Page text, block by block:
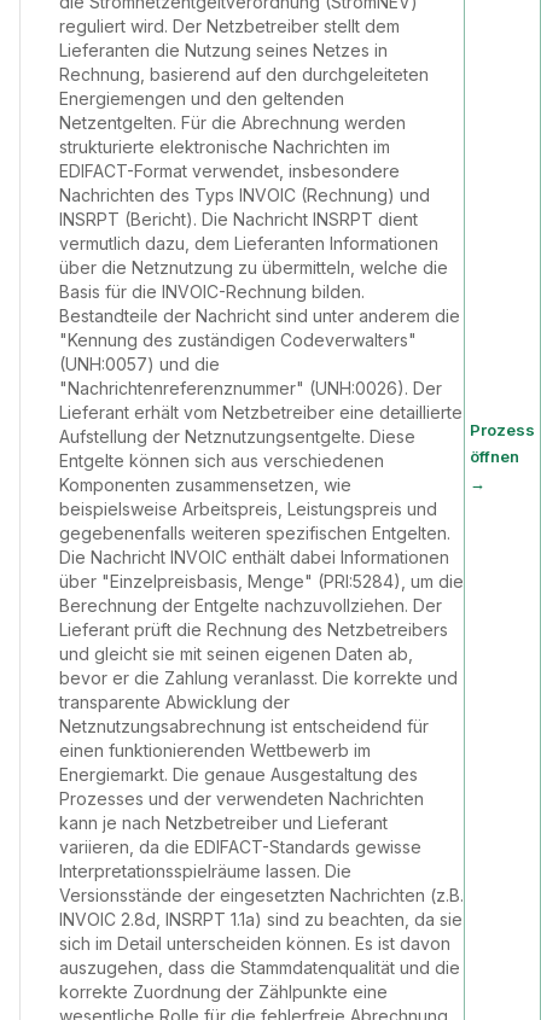
reguliert wird. Der Netzbetreiber stellt dem
Lieferanten die Nutzung seines Netzes in
Rechnung, basierend auf den durchgeleiteten
Energiemengen und den geltenden
Netzentgelten. Für die Abrechnung werden
strukturierte elektronische Nachrichten im
EDIFACT-Format verwendet, insbesondere
Nachrichten des Typs INVOIC (Rechnung) und
INSRPT (Bericht). Die Nachricht INSRPT dient
vermutlich dazu, dem Lieferanten Informationen
über die Netznutzung zu übermitteln, welche die
Basis für die INVOIC-Rechnung bilden.
Bestandteile der Nachricht sind unter anderem die
"Kennung des zuständigen Codeverwalters"
(UNH:0057) und die
"Nachrichtenreferenznummer" (UNH:0026). Der
Lieferant erhält vom Netzbetreiber eine detaillierte
Aufstellung der Netznutzungsentgelte. Diese
Entgelte können sich aus verschiedenen
Komponenten zusammensetzen, wie
beispielsweise Arbeitspreis, Leistungspreis und
gegebenenfalls weiteren spezifischen Entgelten.
Die Nachricht INVOIC enthält dabei Informationen
über "Einzelpreisbasis, Menge" (PRI:5284), um die
Berechnung der Entgelte nachzuvollziehen. Der
Lieferant prüft die Rechnung des Netzbetreibers
und gleicht sie mit seinen eigenen Daten ab,
bevor er die Zahlung veranlasst. Die korrekte und
transparente Abwicklung der
Netznutzungsabrechnung ist entscheidend für
einen funktionierenden Wettbewerb im
Energiemarkt. Die genaue Ausgestaltung des
Prozesses und der verwendeten Nachrichten
kann je nach Netzbetreiber und Lieferant
variieren, da die EDIFACT-Standards gewisse
Interpretationsspielräume lassen. Die
Versionsstände der eingesetzten Nachrichten (z.B.
INVOIC 2.8d, INSRPT 1.1a) sind zu beachten, da sie
sich im Detail unterscheiden können. Es ist davon
auszugehen, dass die Stammdatenqualität und die
korrekte Zuordnung der Zählpunkte eine
wesentliche Rolle für die fehlerfreie Abrechnung
Prozess
öffnen
→